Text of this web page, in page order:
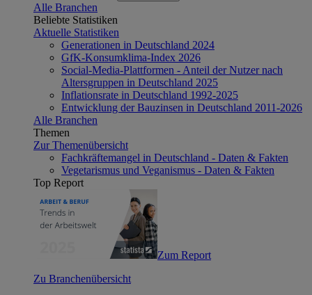
Alle Branchen
Beliebte Statistiken
Aktuelle Statistiken
Generationen in Deutschland 2024
GfK-Konsumklima-Index 2026
Social-Media-Plattformen - Anteil der Nutzer nach
Altersgruppen in Deutschland 2025
Inflationsrate in Deutschland 1992-2025
Entwicklung der Bauzinsen in Deutschland 2011-2026
Alle Branchen
Themen
Zur Themenübersicht
Fachkräftemangel in Deutschland - Daten & Fakten
Vegetarismus und Veganismus - Daten & Fakten
Top Report
Zum Report
Zu Branchenübersicht